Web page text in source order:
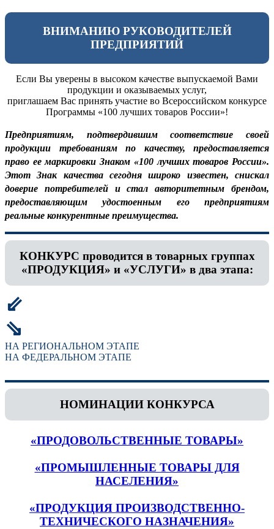
ВНИМАНИЮ РУКОВОДИТЕЛЕЙ
ПРЕДПРИЯТИЙ
Если Вы уверены в высоком качестве выпускаемой Вами
продукции и оказываемых услуг,
приглашаем Вас принять участие во Всероссийском конкурсе
Программы «100 лучших товаров России»!
Предприятиям, подтвердившим соответствие своей
продукции требованиям по качеству, предоставляется
право ее маркировки Знаком «100 лучших товаров России».
Этот Знак качества сегодня широко известен, снискал
доверие потребителей и стал авторитетным брендом,
предоставляющим удостоенным его предприятиям
реальные конкурентные преимущества.
КОНКУРС проводится в товарных группах
«ПРОДУКЦИЯ» и «УСЛУГИ» в два этапа:
⇙
⇘
НА РЕГИОНАЛЬНОМ ЭТАПЕ
НА ФЕДЕРАЛЬНОМ ЭТАПЕ
НОМИНАЦИИ КОНКУРСА
«ПРОДОВОЛЬСТВЕННЫЕ ТОВАРЫ»
«ПРОМЫШЛЕННЫЕ ТОВАРЫ ДЛЯ
НАСЕЛЕНИЯ»
«ПРОДУКЦИЯ ПРОИЗВОДСТВЕННО-
ТЕХНИЧЕСКОГО НАЗНАЧЕНИЯ»